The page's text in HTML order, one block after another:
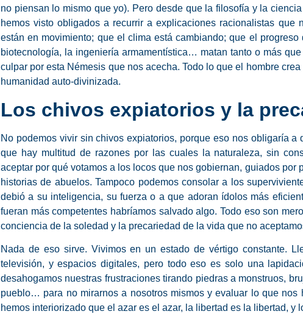
no piensan lo mismo que yo). Pero desde que la filosofía y la
hemos visto obligados a recurrir a explicaciones racionalistas
están en movimiento; que el clima está cambiando; que el
biotecnología, la ingeniería armamentística… matan tanto o más
culpar por esta Némesis que nos acecha. Todo lo que el hombre
humanidad auto-divinizada.
Los chivos expiatorios y la
No podemos vivir sin chivos expiatorios, porque eso nos obligaría
que hay multitud de razones por las cuales la naturaleza, sin
aceptar por qué votamos a los locos que nos gobiernan, guiados
historias de abuelos. Tampoco podemos consolar a los
debió a su inteligencia, su fuerza o a que adoran ídolos más
fueran más competentes habríamos salvado algo. Todo eso son
conciencia de la soledad y la precariedad de la vida que no
Nada de eso sirve. Vivimos en un estado de vértigo constante.
televisión, y espacios digitales, pero todo eso es solo una
desahogamos nuestras frustraciones tirando piedras a monstruos,
pueblo… para no mirarnos a nosotros mismos y evaluar lo que
hemos interiorizado que el azar es el azar, la libertad es la libertad, y